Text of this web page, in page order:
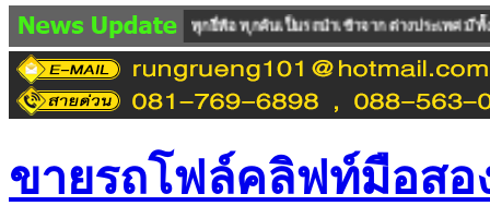
กยี่ห้อ ทุกคันเป็นรถนำเข้าจาก ต่างประเทศ มีทั้งรถใหม่100 % และ รถ
ขายรถโฟล์คลิฟท์มือสอง